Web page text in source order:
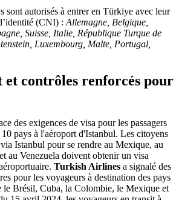
sont autorisés à entrer en Türkiye avec leur
(CNI) : Allemagne, Belgique,
Suisse, Italie, République Turque de
Luxembourg, Malte, Portugal,
et contrôles renforcés pour
des exigences de visa pour les passagers
pays à l'aéroport d'Istanbul. Les citoyens
Istanbul pour se rendre au Mexique, au
au Venezuela doivent obtenir un visa
Turkish Airlines a signalé des
pour les voyageurs à destination des pays
le Brésil, Cuba, la Colombie, le Mexique et